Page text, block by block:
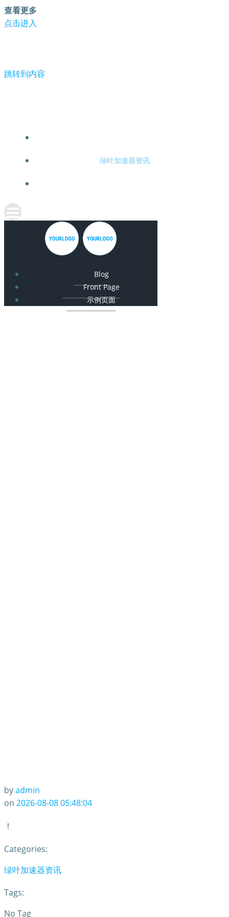
查看更多
点击进入
跳转到内容
绿叶加速器资讯
Blog
Front Page
示例页面
byadmin
on 2026-08-08 05:48:04
！
Categories:
绿叶加速器资讯
Tags:
No Tag